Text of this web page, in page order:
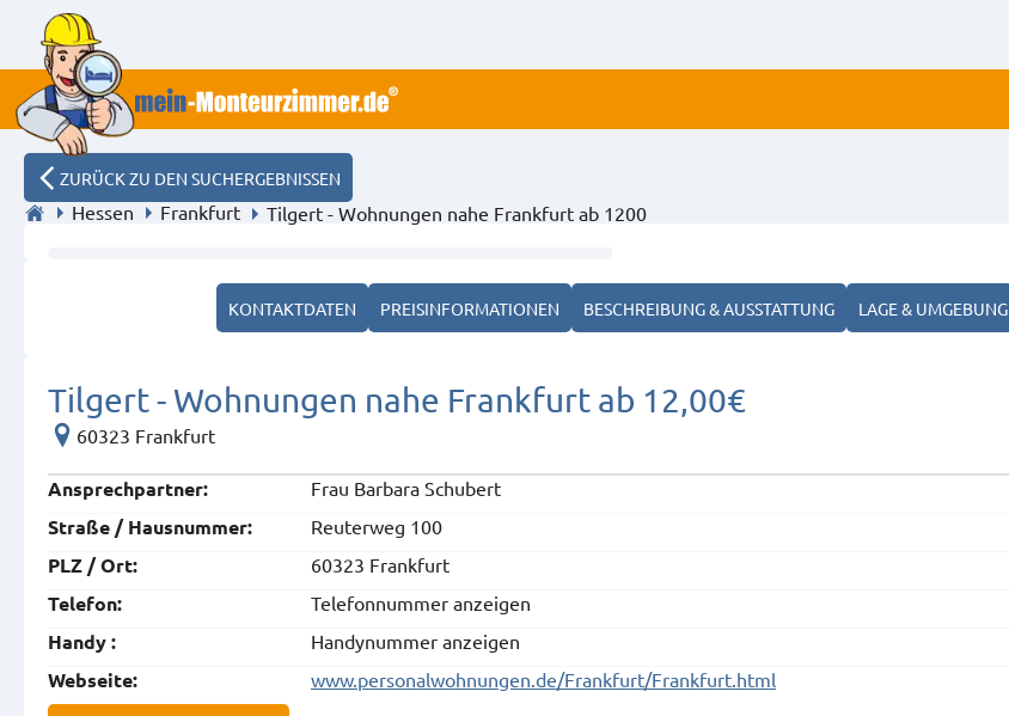
ZURÜCK ZU DEN SUCHERGEBNISSEN
Hessen Frankfurt
Tilgert - Wohnungen nahe Frankfurt ab 1200
KONTAKTDATEN PREISINFORMATIONEN BESCHREIBUNG & AUSSTATTUNG LAGE & UMGEBUNG
Tilgert - Wohnungen nahe Frankfurt ab 12,00€
60323 Frankfurt
Ansprech­partner: Frau Barbara Schubert
Straße / Hausnummer: Reuterweg 100
PLZ / Ort: 60323 Frankfurt
Telefon: Telefonnummer anzeigen
Handy : Handynummer anzeigen
Webseite: www.personalwohnungen.de/Frankfurt/Frankfurt.html